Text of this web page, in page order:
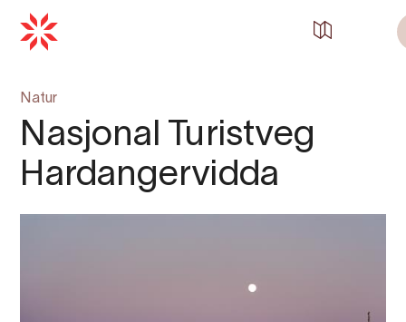
Natur
Nasjonal Turistveg
Hardangervidda